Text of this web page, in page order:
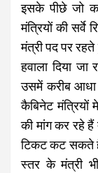
इसके पीछे जो
मंत्रियों की सर्वे
मंत्री पद पर
हवाला दिया
उसमें करीब आधा
कैबिनेट
की मांग कर रहे
टिकट कट सकते
स्तर के मंत्री